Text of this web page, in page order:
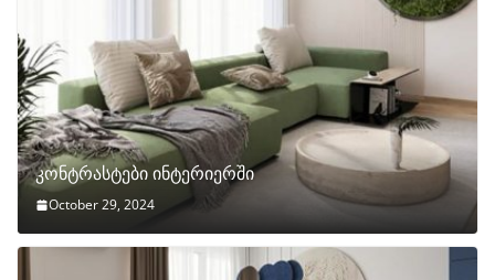
კონტრასტები ინტერიერში
October 29, 2024